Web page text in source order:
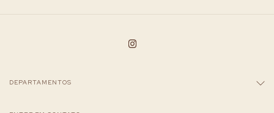
DEPARTAMENTOS